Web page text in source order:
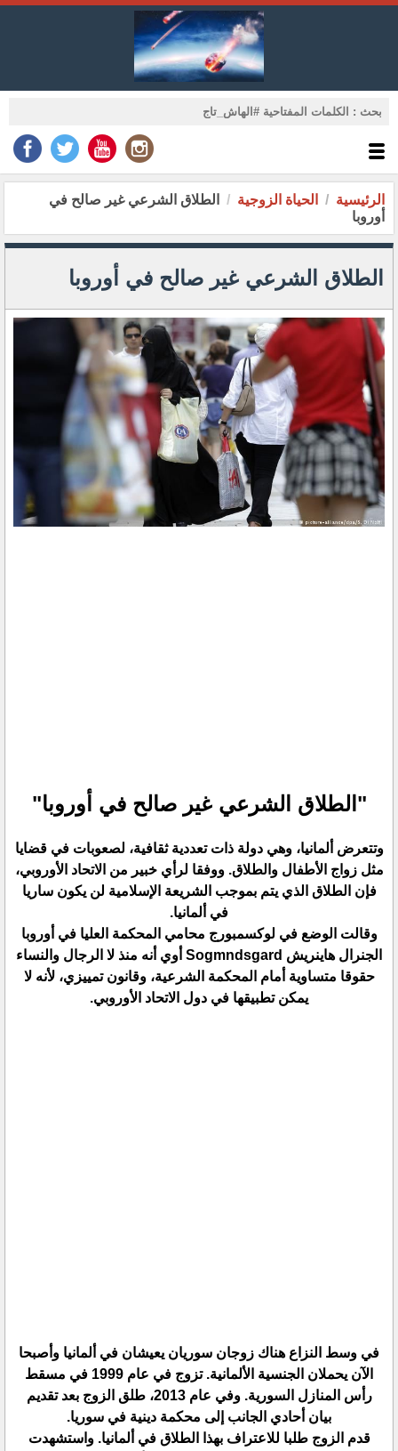
الرئيسية الحياة الزوجية
الطلاق الشرعي غير صالح في
أوروبا
الطلاق الشرعي غير صالح في أوروبا
"الطلاق الشرعي غير صالح في أوروبا"
وتتعرض ألمانيا، وهي دولة ذات تعددية ثقافية، لصعوبات في قضايا
مثل زواج الأطفال والطلاق. ووفقا لرأي خبير من الاتحاد الأوروبي،
فإن الطلاق الذي يتم بموجب الشريعة الإسلامية لن يكون ساريا
في ألمانيا.
وقالت الوضع في لوكسمبورج محامي المحكمة العليا في أوروبا
الجنرال هاينريش Sogmndsgard أوي أنه منذ لا الرجال والنساء
حقوقا متساوية أمام المحكمة الشرعية، وقانون تمييزي، لأنه لا
يمكن تطبيقها في دول الاتحاد الأوروبي.
في وسط النزاع هناك زوجان سوريان يعيشان في ألمانيا وأصبحا
الآن يحملان الجنسية الألمانية. تزوج في عام 1999 في مسقط
رأس المنازل السورية. وفي عام 2013، طلق الزوج بعد تقديم
بيان أحادي الجانب إلى محكمة دينية في سوريا.
قدم الزوج طلبا للاعتراف بهذا الطلاق في ألمانيا. واستشهدت